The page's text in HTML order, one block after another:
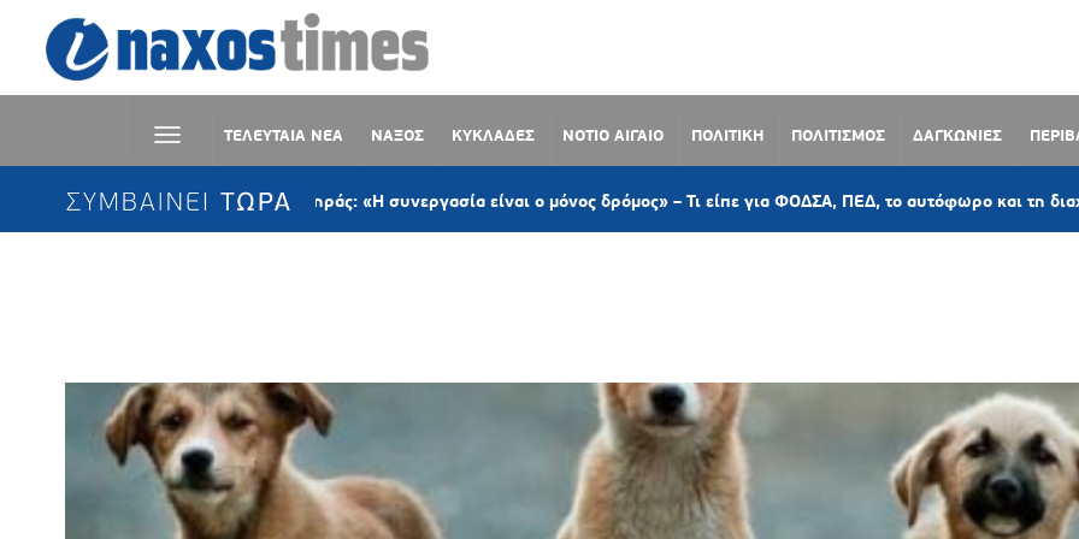
ΤΕΛΕΥΤΑΙΑ ΝΕΑ ΝΑΞΟΣ ΚΥΚΛΑΔΕΣ ΝΟΤΙΟ ΑΙΓΑΙΟ ΠΟΛΙΤΙΚΗ ΠΟΛΙΤΙΣΜΟΣ ΔΑΓΚΩΝΙΕΣ
ΣΥΜΒΑΙΝΕΙ ΤΩΡΑ
Παναγιώτης Κροντηράς: «Η συνεργασία είναι ο μόνος δρόμος» – Τι είπε για ΦΟΔΣΑ, ΠΕΔ, το αυτόφωρο και τη διαχείριση